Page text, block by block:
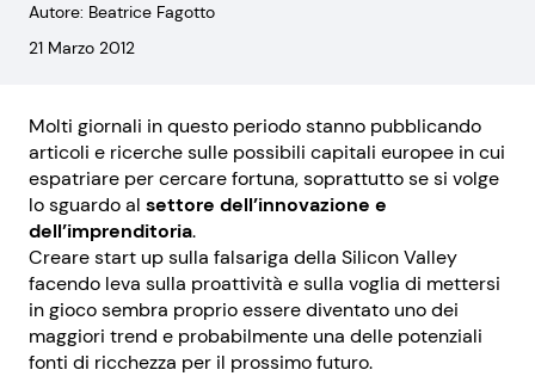
Autore: Beatrice Fagotto
21 Marzo 2012
Molti giornali in questo periodo stanno pubblicando
articoli e ricerche sulle possibili capitali europee in cui
espatriare per cercare fortuna, soprattutto se si volge
lo sguardo al settore dell’innovazione e
dell’imprenditoria.
Creare start up sulla falsariga della Silicon Valley
facendo leva sulla proattività e sulla voglia di mettersi
in gioco sembra proprio essere diventato uno dei
maggiori trend e probabilmente una delle potenziali
fonti di ricchezza per il prossimo futuro.